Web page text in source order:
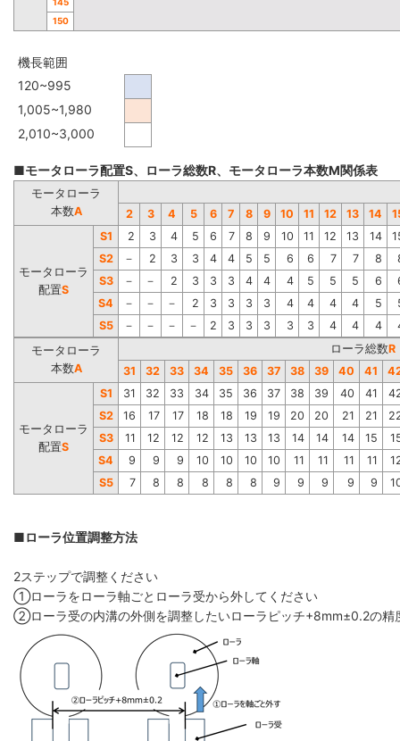
150
機長範囲
120~995
1,005~1,980
2,010~3,000
■モータローラ配置S、ローラ総数R、モータローラ本数M関係表
モータローラ
本数A 2 3 4 5 6 7 8 9 10 11 12 13 14
モータローラ
配置S
S1 2 3 4 5 6 7 8 9 10 11 12 13 14
S2
－ 2 3 3 4 4 5 5 6 6 7 7 8
S3
－ － 2 3 3 3 4 4 4 5 5 5 6
S4
－ － － 2 3 3 3 3 4 4 4 4 5
S5
－ － － － 2 3 3 3 3 3 4 4 4
モータローラ
本数A
ローラ総数R
31
32 33 34 35 36 37 38 39 40 41
モータローラ
配置S
S1 31 32 33 34 35 36 37 38 39 40 41
S2
16 17 17 18 18 19 19 20 20 21 21
S3
11 12 12 12 13 13 13 14 14 14 15
S4
9 9 9 10 10 10 10 11 11 11 11
S5
7 8 8 8 8 8 9 9 9 9 9
■ローラ位置調整方法
2ステップで調整ください
①ローラをローラ軸ごとローラ受から外してください
②ローラ受の内溝の外側を調整したいローラピッチ+8mm±0.2の精